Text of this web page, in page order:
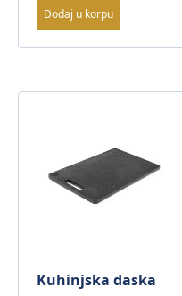
Dodaj u korpu
Kuhinjska daska